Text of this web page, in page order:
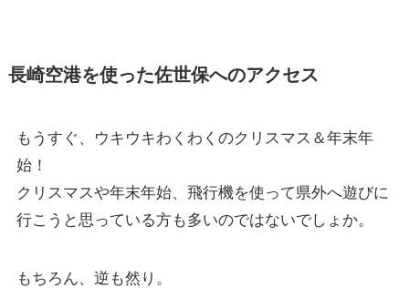
長崎空港を使った佐世保へのアクセス
もうすぐ、ウキウキわくわくのクリスマス＆年末年
始！
クリスマスや年末年始、飛行機を使って県外へ遊びに
行こうと思っている方も多いのではないでしょか。
もちろん、逆も然り。